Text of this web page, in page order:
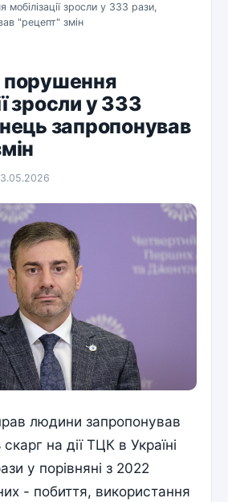
зросли у 333 рази,
"рецепт" змін
порушення
зросли у 333
запропонував
людини запропонував
скарг на дії ТЦК в Україні
у порівняні з 2022
- побиття, використання